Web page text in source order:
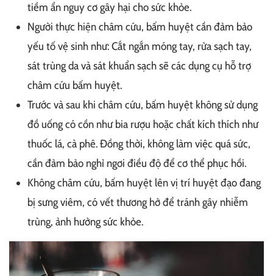
tiềm ẩn nguy cơ gây hại cho sức khỏe.
Người thực hiện châm cứu, bấm huyệt cần đảm bảo
yếu tố vệ sinh như: Cắt ngắn móng tay, rửa sạch tay,
sát trùng da và sát khuẩn sạch sẽ các dụng cụ hỗ trợ
châm cứu bấm huyệt.
Trước và sau khi châm cứu, bấm huyệt không sử dụng
đồ uống có cồn như bia rượu hoặc chất kích thích như
thuốc lá, cà phê. Đồng thời, không làm việc quá sức,
cần đảm bảo nghỉ ngơi điều độ để cơ thể phục hồi.
Không châm cứu, bấm huyệt lên vị trí huyệt đạo đang
bị sưng viêm, có vết thương hở để tránh gây nhiễm
trùng, ảnh hưởng sức khỏe.